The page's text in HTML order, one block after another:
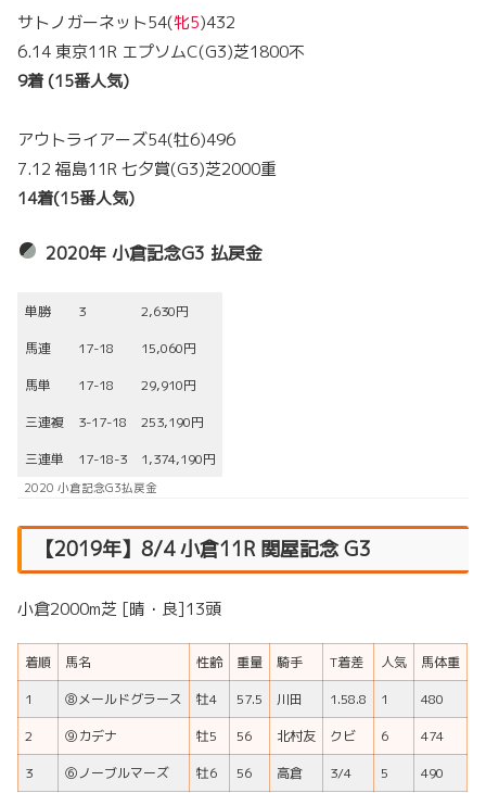
サトノガーネット54(牝5)432
6.14 東京11R エプソムC(G3)芝1800不
9着 (15番人気)
アウトライアーズ54(牡6)496
7.12 福島11R 七夕賞(G3)芝2000重
14着(15番人気)
2020年 小倉記念G3 払戻金
単勝 3
2,630円
馬連
17-18
15,060円
馬単
17-18
29,910円
三連複
3-17-18
253,190円
三連単
17-18-3 1,374,190円
2020 小倉記念G3払戻金
【2019年】8/4 小倉11R 関屋記念 G3
小倉2000m芝 [晴・良]13頭
着順 馬名 性齢 重量 騎手 T着差 人気
馬体重
1
⑧メールドグラース 牡4 57.5 川田 1.58.8 1
480
2
⑨カデナ 牡5 56 北村友 クビ 6
474
3
⑥ノーブルマーズ 牡6 56 高倉 3/4 5 490